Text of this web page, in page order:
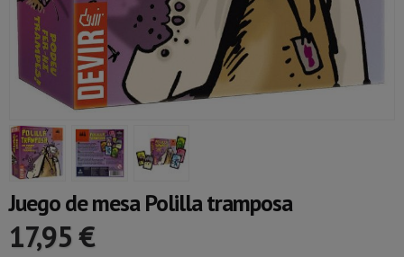
Juego de mesa Polilla tramposa
17,95 €